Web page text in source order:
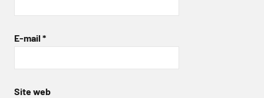
E-mail *
Site web